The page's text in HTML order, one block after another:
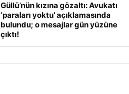
Güllü’nün kızına gözaltı: Avukatı
‘paraları yoktu’ açıklamasında
bulundu; o mesajlar gün yüzüne
çıktı!